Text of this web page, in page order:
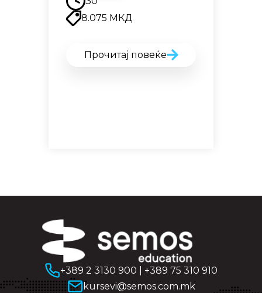
8.075 МКД
Прочитај повеќе
+389 2 3130 900
+389 75 310 910
kursevi@semos.com.mk